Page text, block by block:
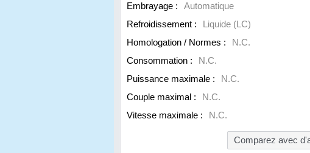
Embrayage :
Automatique
Refroidissement :
Liquide (LC)
Homologation / Normes :
N.C.
Consommation :
N.C.
Puissance maximale :
N.C.
Couple maximal :
N.C.
Vitesse maximale :
N.C.
Comparez avec